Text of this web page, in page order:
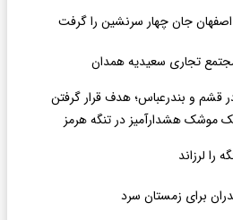
اصفهان جان چهار سرنشین را گرفت
تجاری سعیدیه همدان
در قشم و بندرعباس؛ هدف قرار گرفتن
موشک هشدارآمیز در تنگه هرمز
برای زمستان سرد